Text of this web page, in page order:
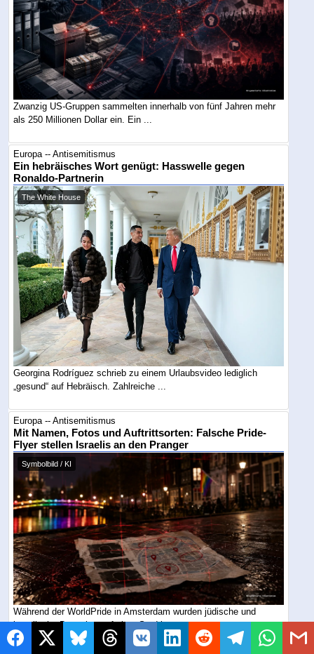
Zwanzig US-Gruppen sammelten innerhalb von fünf Jahren mehr
als 250 Millionen Dollar ein. Ein ...
Europa -- Antisemitismus
Ein hebräisches Wort genügt: Hasswelle gegen
Ronaldo-Partnerin
The White House
Georgina Rodríguez schrieb zu einem Urlaubsvideo lediglich
„gesund“ auf Hebräisch. Zahlreiche ...
Europa -- Antisemitismus
Mit Namen, Fotos und Auftrittsorten: Falsche Pride-
Flyer stellen Israelis an den Pranger
Symbolbild / KI
Während der WorldPride in Amsterdam wurden jüdische und
israelische Besucher auf einer Stadtkarte ...